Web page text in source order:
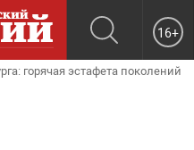
16+
горячая эстафета поколений